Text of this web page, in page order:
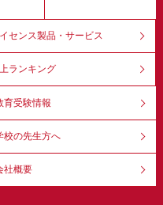
センス製品・サービス
ランキング
育受験情報
校の先生方へ
社概要